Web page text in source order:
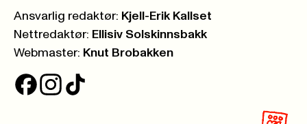
Ansvarlig redaktør: Kjell-Erik Kallset
Nettredaktør: Ellisiv Solskinnsbakk
Webmaster: Knut Brobakken